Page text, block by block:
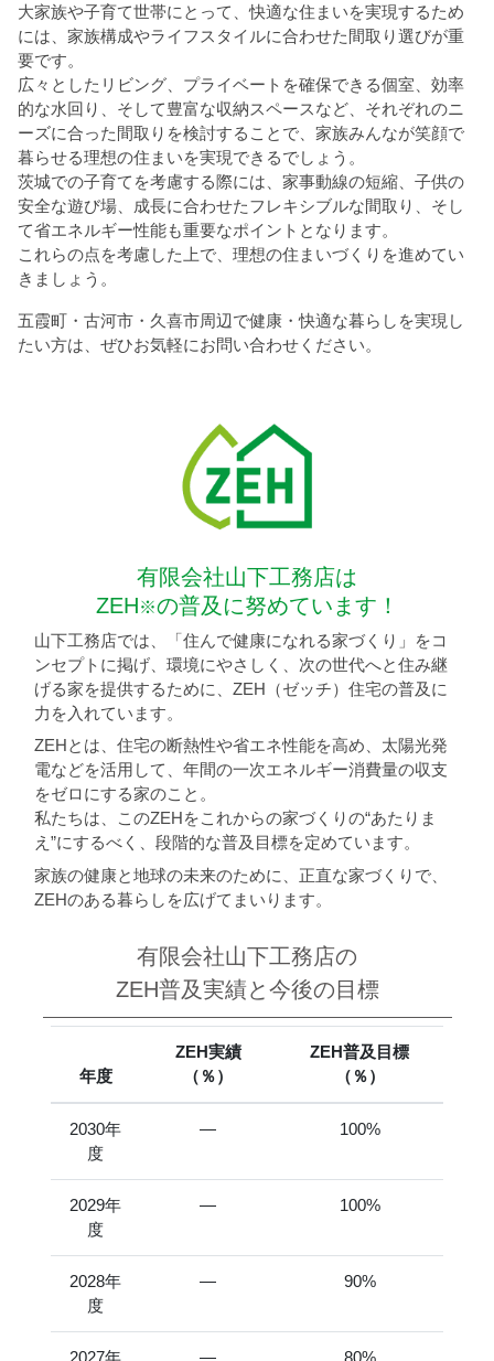
大家族や子育て世帯にとって、快適な住まいを実現するため
には、家族構成やライフスタイルに合わせた間取り選びが重
要です。
広々としたリビング、プライベートを確保できる個室、効率
的な水回り、そして豊富な収納スペースなど、それぞれのニ
ーズに合った間取りを検討することで、家族みんなが笑顔で
暮らせる理想の住まいを実現できるでしょう。
茨城での子育てを考慮する際には、家事動線の短縮、子供の
安全な遊び場、成長に合わせたフレキシブルな間取り、そし
て省エネルギー性能も重要なポイントとなります。
これらの点を考慮した上で、理想の住まいづくりを進めてい
きましょう。
五霞町・古河市・久喜市周辺で健康・快適な暮らしを実現し
たい方は、ぜひお気軽にお問い合わせください。
有限会社山下工務店は
ZEH※の普及に努めています！
山下工務店では、「住んで健康になれる家づくり」をコ
ンセプトに掲げ、環境にやさしく、次の世代へと住み継
げる家を提供するために、ZEH（ゼッチ）住宅の普及に
力を入れています。
ZEHとは、住宅の断熱性や省エネ性能を高め、太陽光発
電などを活用して、年間の一次エネルギー消費量の収支
をゼロにする家のこと。
私たちは、このZEHをこれからの家づくりの“あたりま
え”にするべく、段階的な普及目標を定めています。
家族の健康と地球の未来のために、正直な家づくりで、
ZEHのある暮らしを広げてまいります。
有限会社山下工務店の
ZEH普及実績と今後の目標
年度
ZEH実績
（％）
ZEH普及目標
（％）
2030年
度
― 100%
2029年
度
― 100%
2028年
度
― 90%